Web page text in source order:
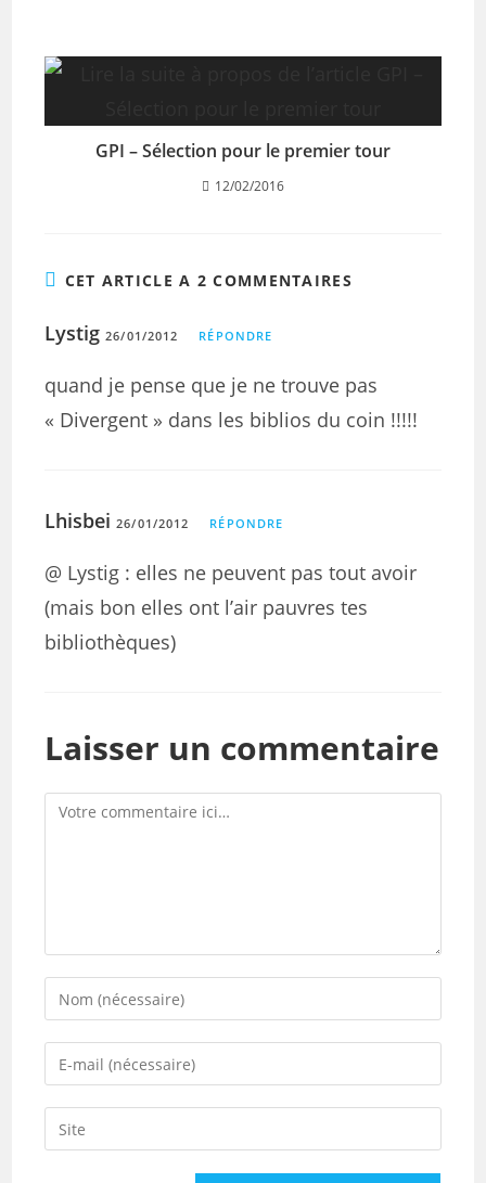
GPI – Sélection pour le premier tour
12/02/2016
CET ARTICLE A 2 COMMENTAIRES
Lystig 26/01/2012 RÉPONDRE
quand je pense que je ne trouve pas
« Divergent » dans les biblios du coin !!!!!
Lhisbei 26/01/2012 RÉPONDRE
@ Lystig : elles ne peuvent pas tout avoir
(mais bon elles ont l’air pauvres tes
bibliothèques)
Laisser un commentaire